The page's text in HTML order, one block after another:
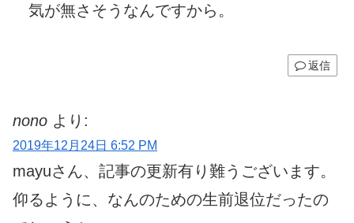
気が無さそうなんですから。
返信
nono より:
2019年12月24日 6:52 PM
mayuさん、記事の更新有り難うございます。
仰るように、なんのための生前退位だったの